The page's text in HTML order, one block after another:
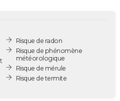
Risque de radon
Risque de phénomène
météorologique
Risque de mérule
Risque de termite